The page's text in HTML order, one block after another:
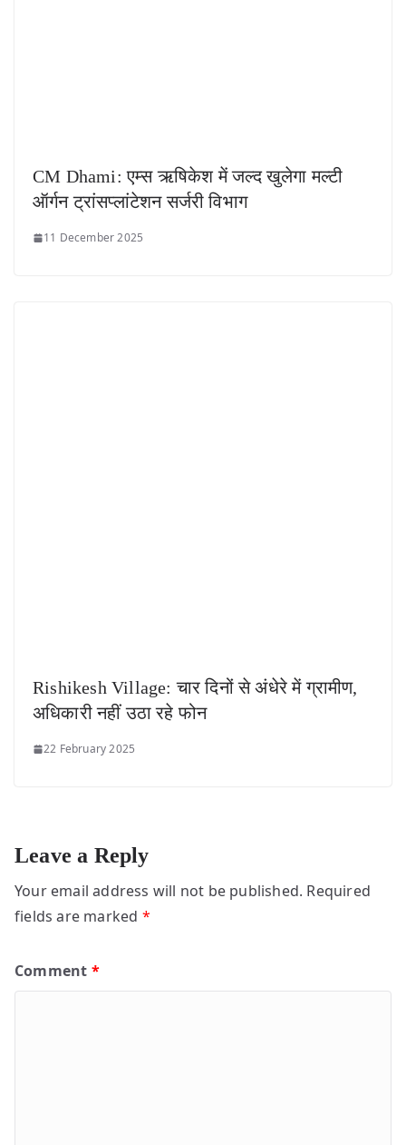
CM Dhami: एम्स ऋषिकेश में जल्द खुलेगा मल्टी
ऑर्गन ट्रांसप्लांटेशन सर्जरी विभाग
11 December 2025
Rishikesh Village: चार दिनों से अंधेरे में ग्रामीण,
अधिकारी नहीं उठा रहे फोन
22 February 2025
Leave a Reply
Your email address will not be published. Required
fields are marked *
Comment *